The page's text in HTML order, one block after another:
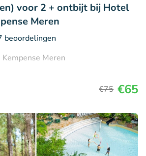
voor 2 + ontbijt bij Hotel
Meren
beoordelingen
Meren
€75 €65